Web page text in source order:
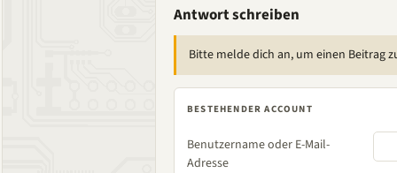
Antwort schreiben
Bitte melde dich an, um einen Beitrag
BESTEHENDER ACCOUNT
Benutzername oder E-Mail-
Adresse